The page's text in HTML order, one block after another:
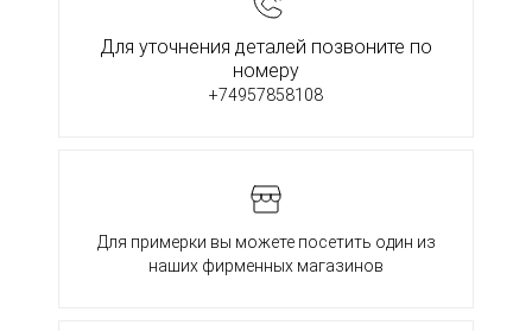
Для уточнения деталей позвоните по
номеру
+74957858108
Для примерки вы можете посетить один из
наших фирменных магазинов